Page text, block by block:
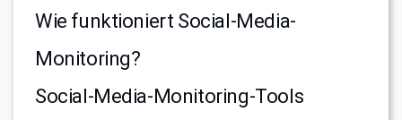
Wie funktioniert Social-Media-
Monitoring?
Social-Media-Monitoring-Tools